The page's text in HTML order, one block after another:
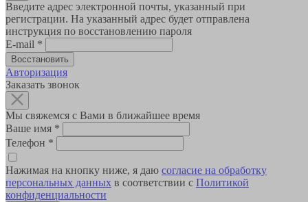
Введите адрес электронной почты, указанный при
регистрации. На указанный адрес будет отправлена
инструкция по восстановлению пароля
E-mail *
Авторизация
Заказать звонок
Мы свяжемся с Вами в ближайшее время
Ваше имя *
Телефон *
Нажимая на кнопку ниже, я даю согласие на обработку
персональных данных в соответствии с Политикой
конфиденциальности